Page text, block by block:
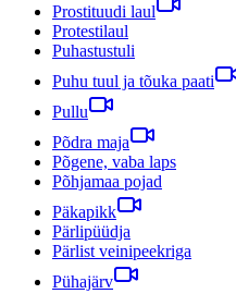
Prostituudi laul
Protestilaul
Puhastustuli
Puhu tuul ja tõuka paati
Pullu
Põdra maja
Põgene, vaba laps
Põhjamaa pojad
Päkapikk
Pärlipüüdja
Pärlist veinipeekriga
Pühajärv